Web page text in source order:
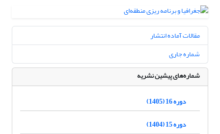
مقالات آماده انتشار
شماره جاری
شماره‌های پیشین نشریه
دوره 16 (1405)
دوره 15 (1404)